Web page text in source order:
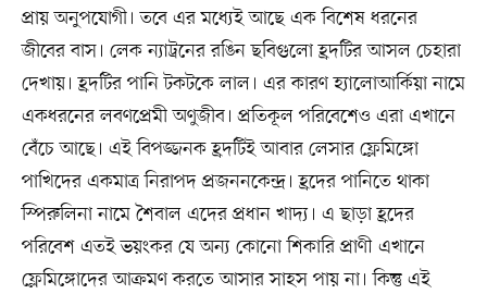
প্রায় অনুপযোগী। তবে এর মধ্যেই আছে এক বিশেষ ধরনের
জীবের বাস। লেক ন্যাট্রনের রঙিন ছবিগুলো হ্রদটির আসল চেহারা
দেখায়। হ্রদটির পানি টকটকে লাল। এর কারণ হ্যালোআর্কিয়া নামে
একধরনের লবণপ্রেমী অণুজীব। প্রতিকূল পরিবেশেও এরা এখানে
বেঁচে আছে। এই বিপজ্জনক হ্রদটিই আবার লেসার ফ্লেমিঙ্গো
পাখিদের একমাত্র নিরাপদ প্রজননকেন্দ্র। হ্রদের পানিতে থাকা
স্পিরুলিনা নামে শৈবাল এদের প্রধান খাদ্য। এ ছাড়া হ্রদের
পরিবেশ এতই ভয়ংকর যে অন্য কোনো শিকারি প্রাণী এখানে
ফ্লেমিঙ্গোদের আক্রমণ করতে আসার সাহস পায় না। কিন্তু এই